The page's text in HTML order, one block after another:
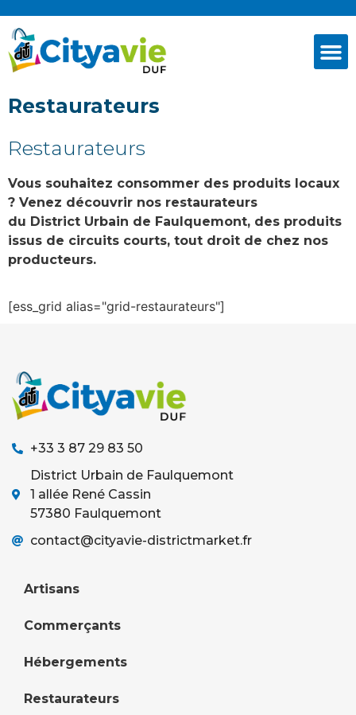
Restaurateurs
Restaurateurs
Vous souhaitez consommer des produits locaux
? Venez découvrir nos restaurateurs
du District Urbain de Faulquemont, des produits
issus de circuits courts, tout droit de chez nos
producteurs.
[ess_grid alias="grid-restaurateurs"]
+33 3 87 29 83 50
District Urbain de Faulquemont
1 allée René Cassin
57380 Faulquemont
contact@cityavie-districtmarket.fr
Artisans
Commerçants
Hébergements
Restaurateurs